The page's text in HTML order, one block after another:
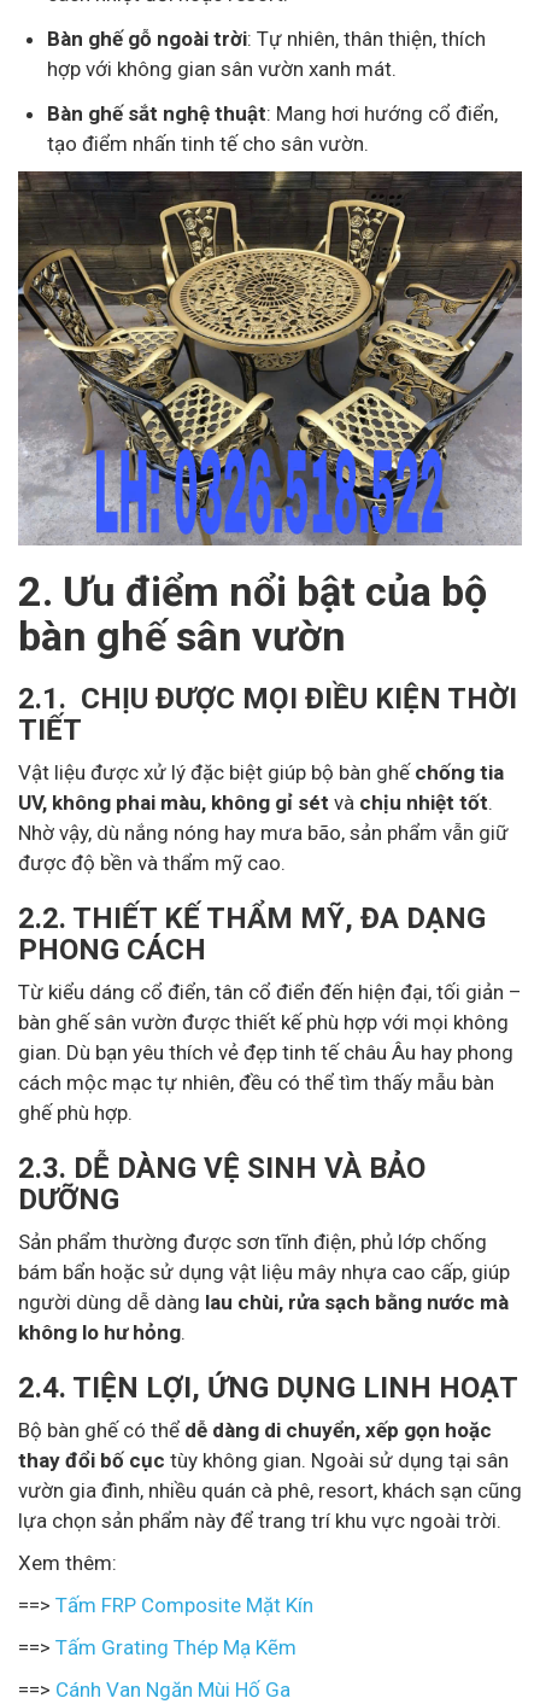
Bàn ghế gỗ ngoài trời: Tự nhiên, thân thiện, thích
hợp với không gian sân vườn xanh mát.
Bàn ghế sắt nghệ thuật: Mang hơi hướng cổ điển,
tạo điểm nhấn tinh tế cho sân vườn.
2. Ưu điểm nổi bật của bộ
bàn ghế sân vườn
2.1. CHỊU ĐƯỢC MỌI ĐIỀU KIỆN THỜI
TIẾT
Vật liệu được xử lý đặc biệt giúp bộ bàn ghế chống tia
UV, không phai màu, không gỉ sét và chịu nhiệt tốt.
Nhờ vậy, dù nắng nóng hay mưa bão, sản phẩm vẫn giữ
được độ bền và thẩm mỹ cao.
2.2. THIẾT KẾ THẨM MỸ, ĐA DẠNG
PHONG CÁCH
Từ kiểu dáng cổ điển, tân cổ điển đến hiện đại, tối giản –
bàn ghế sân vườn được thiết kế phù hợp với mọi không
gian. Dù bạn yêu thích vẻ đẹp tinh tế châu Âu hay phong
cách mộc mạc tự nhiên, đều có thể tìm thấy mẫu bàn
ghế phù hợp.
2.3. DỄ DÀNG VỆ SINH VÀ BẢO
DƯỠNG
Sản phẩm thường được sơn tĩnh điện, phủ lớp chống
bám bẩn hoặc sử dụng vật liệu mây nhựa cao cấp, giúp
người dùng dễ dàng lau chùi, rửa sạch bằng nước mà
không lo hư hỏng.
2.4. TIỆN LỢI, ỨNG DỤNG LINH HOẠT
Bộ bàn ghế có thể dễ dàng di chuyển, xếp gọn hoặc
thay đổi bố cục tùy không gian. Ngoài sử dụng tại sân
vườn gia đình, nhiều quán cà phê, resort, khách sạn cũng
lựa chọn sản phẩm này để trang trí khu vực ngoài trời.
Xem thêm:
==> Tấm FRP Composite Mặt Kín
==> Tấm Grating Thép Mạ Kẽm
==> Cánh Van Ngăn Mùi Hố Ga